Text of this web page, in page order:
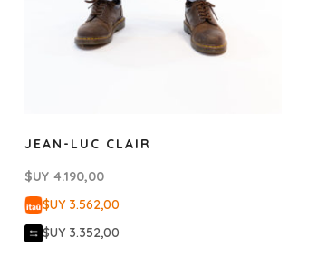
JEAN-LUC CLAIR
$UY 4.190,00
$UY 3.562,00
$UY 3.352,00